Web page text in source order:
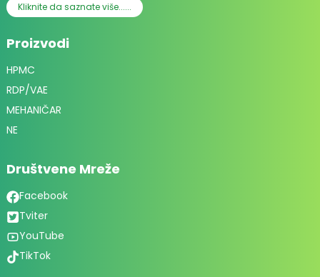
Kliknite da saznate više......
Proizvodi
HPMC
RDP/VAE
MEHANIČAR
NE
Društvene Mreže
Facebook
Tviter
YouTube
TikTok